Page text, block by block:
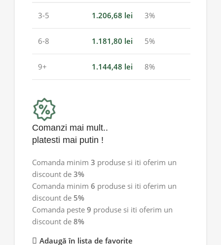
3-5 1.206,68 lei 3%
6-8 1.181,80 lei 5%
9+ 1.144,48 lei 8%
Comanzi mai mult..
platesti mai putin !
Comanda minim 3 produse si iti oferim un
discount de 3%
Comanda minim 6 produse si iti oferim un
discount de 5%
Comanda peste 9 produse si iti oferim un
discount de 8%
Adaugă în lista de favorite